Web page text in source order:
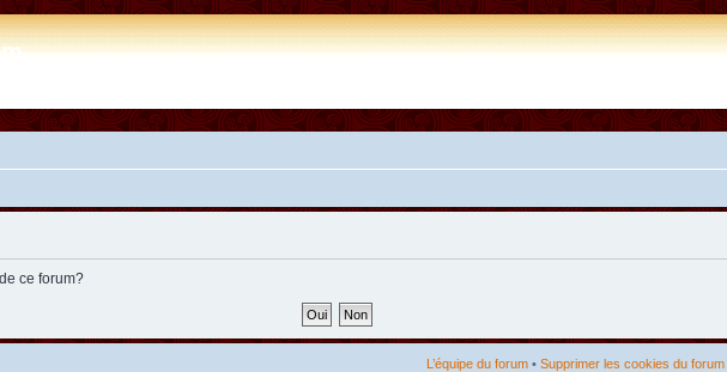
ce forum?
L’équipe du forum • Supprimer les cookies du forum